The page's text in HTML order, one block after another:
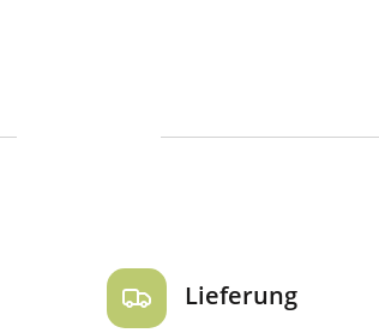
Lieferung